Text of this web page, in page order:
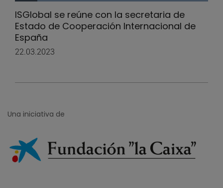
ISGlobal se reúne con la secretaria de
Estado de Cooperación Internacional de
España
22.03.2023
Una iniciativa de